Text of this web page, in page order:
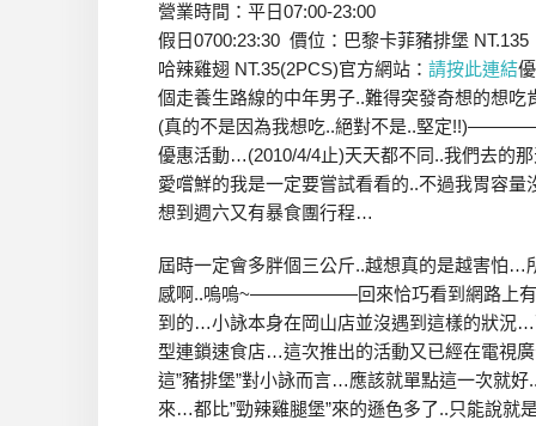
營業時間：平日07:00-23:00
假日0700:23:30 價位：巴黎卡菲豬排堡 NT.135
哈辣雞翅 NT.35(2PCS)官方網站： 請按此連結
個走養生路線的中年男子..難得突發奇想的想
(真的不是因為我想吃..絕對不是..堅定
優惠活動…(2010/4/4止)天天都不同..我們去的
愛嚐鮮的我是一定要嘗試看看的..不過我胃容
想到週六又有暴食團行程…
屆時一定會多胖個三公斤..越想真的是越害怕
感啊..嗚嗚~——————回來恰巧看到網路上有
到的…小詠本身在岡山店並沒遇到這樣的狀況
型連鎖速食店…這次推出的活動又已經在電視
這”豬排堡”對小詠而言…應該就單點這一次就
來…都比”勁辣雞腿堡”來的遜色多了..只能說